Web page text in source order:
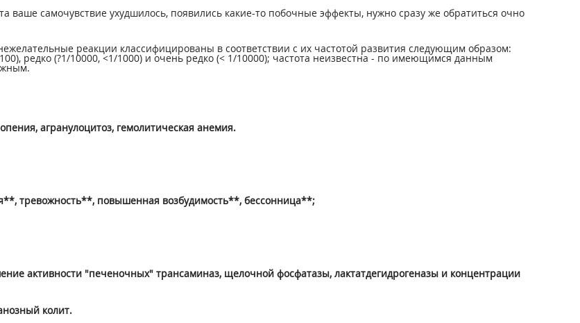
самочувствие ухудшилось, появились какие-то побочные эффекты, нужно сразу же обратиться очно
реакции классифицированы в соответствии с их частотой развития следующим образом:
редко (?1/10000, <1/1000) и очень редко (< 1/10000); частота неизвестна - по имеющимся данным
агранулоцитоз, гемолитическая анемия.
тревожность**, повышенная возбудимость**, бессонница**;
активности "печеночных" трансаминаз, щелочной фосфатазы, лактатдегидрогеназы и концентрации
колит.